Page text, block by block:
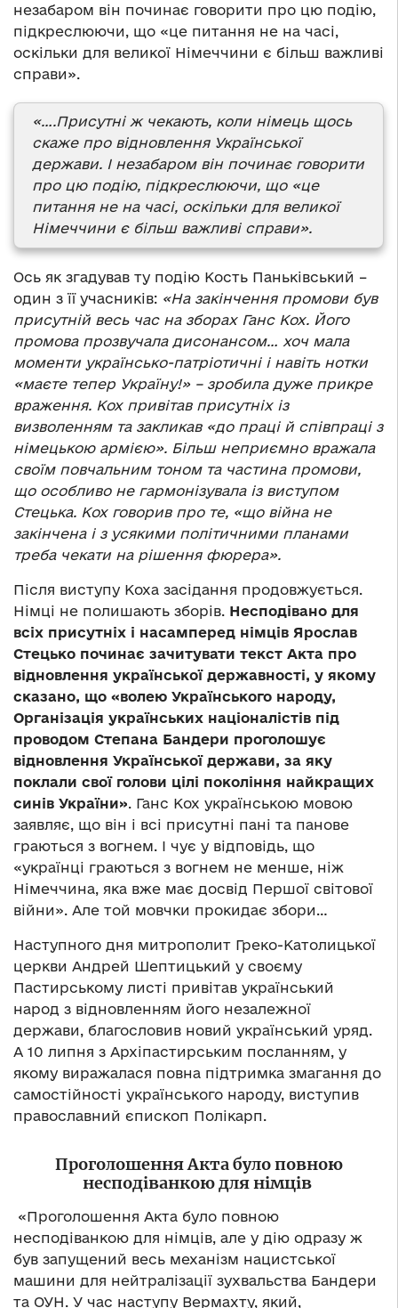
незабаром він починає говорити про цю подію,
підкреслюючи, що «це питання не на часі,
оскільки для великої Німеччини є більш важливі
справи».
«….Присутні ж чекають, коли німець щось
скаже про відновлення Української
держави. І незабаром він починає говорити
про цю подію, підкреслюючи, що «це
питання не на часі, оскільки для великої
Німеччини є більш важливі справи».
Ось як згадував ту подію Кость Паньківський –
один з її учасників: «На закінчення промови був
присутній весь час на зборах Ганс Кох. Його
промова прозвучала дисонансом… хоч мала
моменти українсько-патріотичні і навіть нотки
«маєте тепер Україну!» – зробила дуже прикре
враження. Кох привітав присутніх із
визволенням та закликав «до праці й співпраці з
німецькою армією». Більш неприємно вражала
своїм повчальним тоном та частина промови,
що особливо не гармонізувала із виступом
Стецька. Кох говорив про те, «що війна не
закінчена і з усякими політичними планами
треба чекати на рішення фюрера».
Після виступу Коха засідання продовжується.
Німці не полишають зборів. Несподівано для
всіх присутніх і насамперед німців Ярослав
Стецько починає зачитувати текст Акта про
відновлення української державності, у якому
сказано, що «волею Українського народу,
Організація українських націоналістів під
проводом Степана Бандери проголошує
відновлення Української держави, за яку
поклали свої голови цілі покоління найкращих
синів України». Ганс Кох українською мовою
заявляє, що він і всі присутні пані та панове
граються з вогнем. І чує у відповідь, що
«українці граються з вогнем не менше, ніж
Німеччина, яка вже має досвід Першої світової
війни». Але той мовчки прокидає збори…
Наступного дня митрополит Греко-Католицької
церкви Андрей Шептицький у своєму
Пастирському листі привітав український
народ з відновленням його незалежної
держави, благословив новий український уряд.
А 10 липня з Архіпастирським посланням, у
якому виражалася повна підтримка змагання до
самостійності українського народу, виступив
православний єпископ Полікарп.
Проголошення Акта було повною
несподіванкою для німців
«Проголошення Акта було повною
несподіванкою для німців, але у дію одразу ж
був запущений весь механізм нацистської
машини для нейтралізації зухвальства Бандери
та ОУН. У час наступу Вермахту, який,